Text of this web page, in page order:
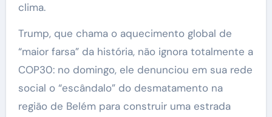
clima.
Trump, que chama o aquecimento global de
“maior farsa” da história, não ignora totalmente a
COP30: no domingo, ele denunciou em sua rede
social o “escândalo” do desmatamento na
região de Belém para construir uma estrada